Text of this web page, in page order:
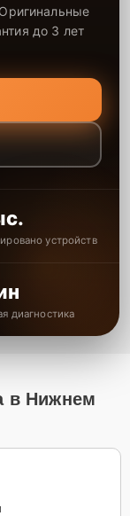
до 3 лет
устройств
диагностика
в Нижнем